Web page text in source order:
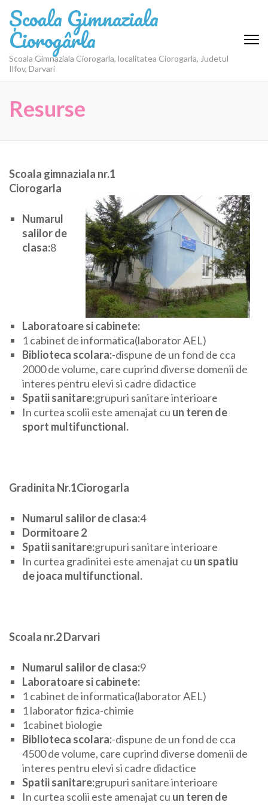
conținut
(apasă
Enter)
Școala Gimnaziala
Ciorogârla
Scoala Gimnaziala Ciorogarla, localitatea Ciorogarla, Judetul
Ilfov, Darvari
Resurse
Scoala gimnaziala nr.1
Ciorogarla
Numarul
salilor de
clasa:8
Laboratoare si cabinete:
1 cabinet de informatica(laborator AEL)
Biblioteca scolara:-dispune de un fond de cca
2000 de volume, care cuprind diverse domenii de
interes pentru elevi si cadre didactice
Spatii sanitare:grupuri sanitare interioare
In curtea scolii este amenajat cu un teren de
sport multifunctional.
Gradinita Nr.1Ciorogarla
Numarul salilor de clasa:4
Dormitoare 2
Spatii sanitare:grupuri sanitare interioare
In curtea gradinitei este amenajat cu un spatiu
de joaca multifunctional.
Scoala nr.2 Darvari
Numarul salilor de clasa:9
Laboratoare si cabinete:
1 cabinet de informatica(laborator AEL)
1 laborator fizica-chimie
1cabinet biologie
Biblioteca scolara:-dispune de un fond de cca
4500 de volume, care cuprind diverse domenii de
interes pentru elevi si cadre didactice
Spatii sanitare:grupuri sanitare interioare
In curtea scolii este amenajat cu un teren de